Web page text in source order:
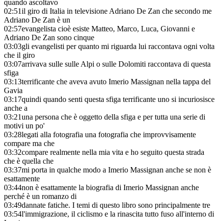
quando ascoltavo
02:51il giro di Italia in televisione Adriano De Zan che secondo me
Adriano De Zan è un
02:57evangelista cioè esiste Matteo, Marco, Luca, Giovanni e
Adriano De Zan sono cinque
03:03gli evangelisti per quanto mi riguarda lui raccontava ogni volta
che il giro
03:07arrivava sulle sulle Alpi o sulle Dolomiti raccontava di questa
sfiga
03:13terrificante che aveva avuto Imerio Massignan nella tappa del
Gavia
03:17quindi quando senti questa sfiga terrificante uno si incuriosisce
anche a
03:21una persona che è oggetto della sfiga e per tutta una serie di
motivi un po'
03:28legati alla fotografia una fotografia che improvvisamente
compare ma che
03:32compare realmente nella mia vita e ho seguito questa strada
che è quella che
03:37mi porta in qualche modo a Imerio Massignan anche se non è
esattamente
03:44non è esattamente la biografia di Imerio Massignan anche
perché è un romanzo di
03:49dannate fatiche. I temi di questo libro sono principalmente tre
03:54l'immigrazione, il ciclismo e la rinascita tutto fuso all'interno di